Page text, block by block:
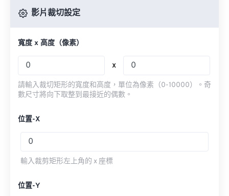
影片裁切設定
寬度 x 高度（像素）
x
請輸入裁切矩形的寬度和高度，單位為像素（0-10000）。奇
數尺寸將向下取整到最接近的偶數。
位置-X
輸入裁剪矩形左上角的 x 座標
位置-Y